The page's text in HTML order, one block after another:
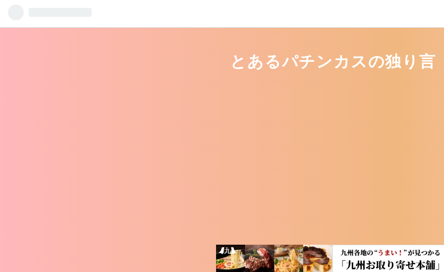
とあるパチンカスの独り言